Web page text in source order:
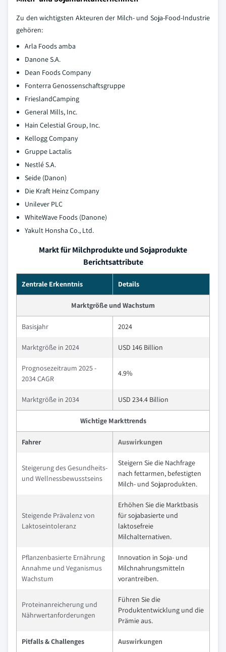
Zu den wichtigsten Akteuren der Milch- und Soja-Food-Industrie
gehören:
Arla Foods amba
Danone S.A.
Dean Foods Company
Fonterra Genossenschaftsgruppe
FrieslandCamping
General Mills, Inc.
Hain Celestial Group, Inc.
Kellogg Company
Gruppe Lactalis
Nestlé S.A.
Seide (Danon)
Die Kraft Heinz Company
Unilever PLC
WhiteWave Foods (Danone)
Yakult Honsha Co., Ltd.
Markt für Milchprodukte und Sojaprodukte
Berichtsattribute
Zentrale Erkenntnis Details
Marktgröße und Wachstum
Basisjahr 2024
Marktgröße in 2024 USD 146 Billion
Prognosezeitraum 2025 -
2034 CAGR
4.9%
Marktgröße in 2034 USD 234.4 Billion
Wichtige Markttrends
Fahrer Auswirkungen
Steigerung des Gesundheits-
und Wellnessbewusstseins
Steigern Sie die Nachfrage
nach fettarmen, befestigten
Milch- und Sojaprodukten.
Steigende Prävalenz von
Laktoseintoleranz
Erhöhen Sie die Marktbasis
für sojabasierte und
laktosefreie
Milchalternativen.
Pflanzenbasierte Ernährung
Annahme und Veganismus
Wachstum
Innovation in Soja- und
Milchnahrungsmitteln
vorantreiben.
Proteinanreicherung und
Nährwertanforderungen
Führen Sie die
Produktentwicklung und die
Prämie aus.
Pitfalls & Challenges Auswirkungen